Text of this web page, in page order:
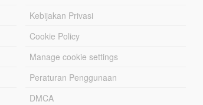
Kebijakan Privasi
Cookie Policy
Manage cookie settings
Peraturan Penggunaan
DMCA